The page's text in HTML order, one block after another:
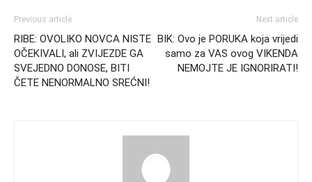
Previous article
RIBE: OVOLIKO NOVCA NISTE
OČEKIVALI, ali ZVIJEZDE GA
SVEJEDNO DONOSE, BITI
ČETE NENORMALNO SREĆNI!
Next article
BIK: Ovo je PORUKA koja vrijedi
samo za VAS ovog VIKENDA
NEMOJTE JE IGNORIRATI!